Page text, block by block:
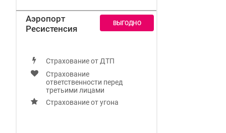
Аэропорт
Ресистенсия
Страхование от ДТП
Страхование
ответственности перед
третьими лицами
Страхование от угона